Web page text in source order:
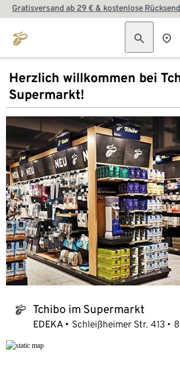
Gratisversand ab 29 € & kostenlose
Herzlich willkommen bei
Supermarkt!
tchibo_logo Tchibo im Supermarkt
EDEKA Schleißheimer Str. 413